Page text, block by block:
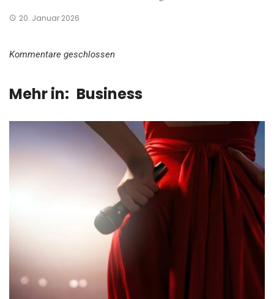
20. Januar 2026
Kommentare geschlossen
Mehr in: Business